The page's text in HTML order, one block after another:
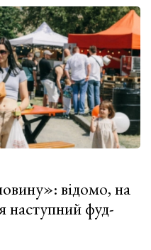
відомо, на
наступний фуд-